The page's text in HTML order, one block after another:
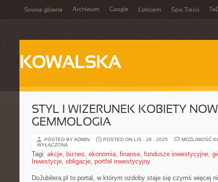
Strona główna Archiwum Google Łokciem Spis Treści
KOWALSKA
STYL I WIZERUNEK KOBIETY
GEMMOLOGIA
POSTED BY ADMIN POSTED ON LIS - 26 - 2025
MOŻLIWOŚĆ
WYŁĄCZONA
Tagi: akcje, biznes, ekonomia, finanse, fundusze inwestycyjne,
Inwestycje, obligacje, portfel inwestycyjny
DoJubilera.pl to portal, w którym ozdoby staje się czymś więcej